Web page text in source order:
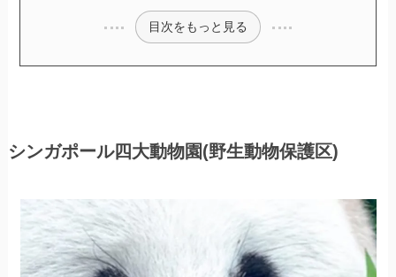
目次をもっと見る
シンガポール四大動物園(野生動物保護区)